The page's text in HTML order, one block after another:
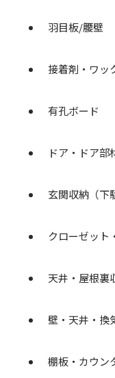
羽目板/腰壁
接着剤・ワッ
有孔ボード
ドア・ドア部
玄関収納（下
クローゼット
天井・屋根裏
壁・天井・換
棚板・カウン